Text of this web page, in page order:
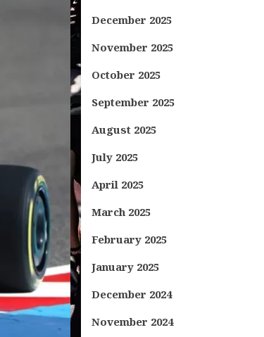
December 2025
November 2025
October 2025
September 2025
August 2025
July 2025
April 2025
March 2025
February 2025
January 2025
December 2024
November 2024